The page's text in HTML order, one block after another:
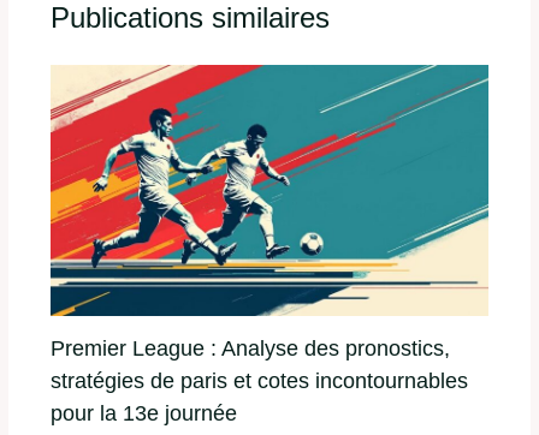
Publications similaires
Premier League : Analyse des pronostics,
stratégies de paris et cotes incontournables
pour la 13e journée